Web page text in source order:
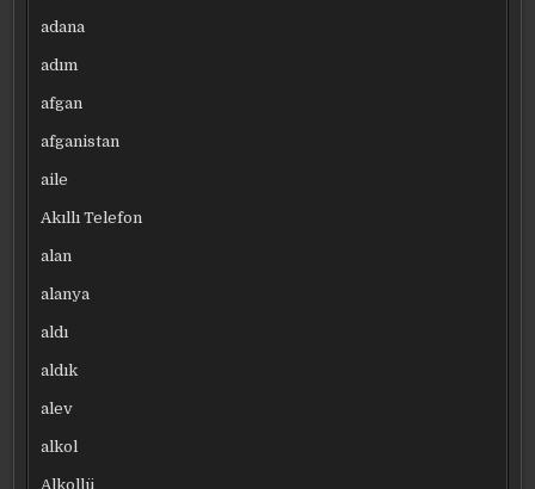
adana
adım
afgan
afganistan
aile
Akıllı Telefon
alan
alanya
aldı
aldık
alev
alkol
Alkollü